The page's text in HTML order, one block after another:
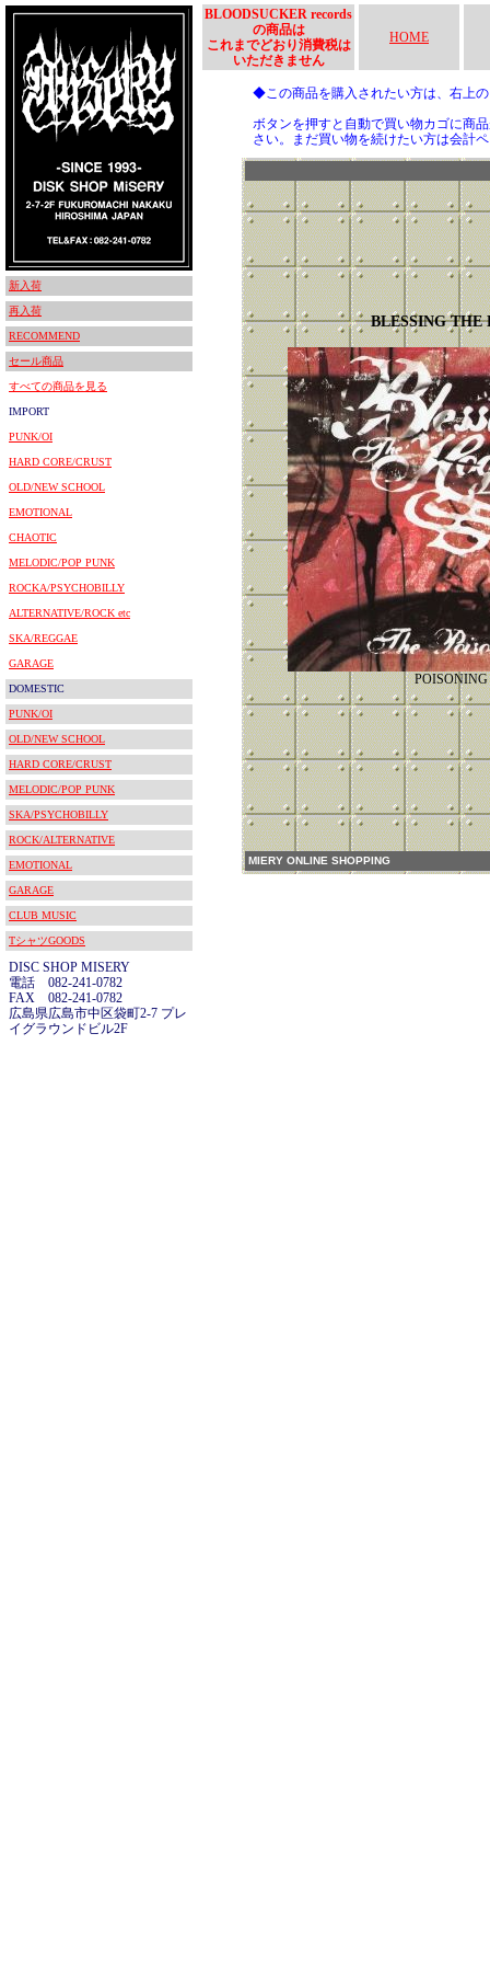
新入荷
再入荷
RECOMMEND
セール商品
すべての商品を見る
IMPORT
PUNK/OI
HARD CORE/CRUST
OLD/NEW SCHOOL
EMOTIONAL
CHAOTIC
MELODIC/POP PUNK
ROCKA/PSYCHOBILLY
ALTERNATIVE/ROCK etc
SKA/REGGAE
GARAGE
DOMESTIC
PUNK/OI
OLD/NEW SCHOOL
HARD CORE/CRUST
MELODIC/POP PUNK
SKA/PSYCHOBILLY
ROCK/ALTERNATIVE
EMOTIONAL
GARAGE
CLUB MUSIC
TシャツGOODS
DISC SHOP MISERY
電話 082-241-0782
FAX 082-241-0782
広島県広島市中区袋町2-7 プレ
イグラウンドビル2F
BLOODSUCKER records
の商品は
これまでどおり消費税は
いただきません
HOME
◆この商品を購入されたい方は、右上
ボタンを押すと自動で買い物カゴに商
さい。まだ買い物を続けたい方は会計
BLESSING THE
POISONING
MIERY ONLINE SHOPPING